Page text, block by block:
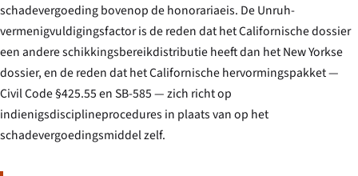
schadevergoeding bovenop de honorariaeis. De Unruh-
vermenigvuldigingsfactor is de reden dat het Californische dossier
een andere schikkingsbereikdistributie heeft dan het New Yorkse
dossier, en de reden dat het Californische hervormingspakket —
Civil Code §425.55 en SB-585 — zich richt op
indienigsdisciplineprocedures in plaats van op het
schadevergoedingsmiddel zelf.